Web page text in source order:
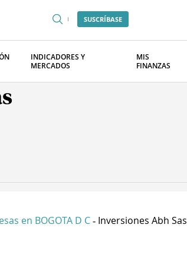
SUSCRÍBASE
INDICADORES Y
MERCADOS
MIS
FINANZAS
en BOGOTA D C - Inversiones Abh Sas